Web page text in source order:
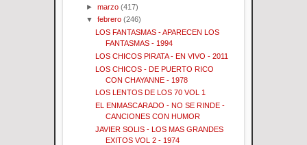
►marzo (417)
▼febrero (246)
LOS FANTASMAS - APARECEN LOS
FANTASMAS - 1994
LOS CHICOS PIRATA - EN VIVO - 2011
LOS CHICOS - DE PUERTO RICO
CON CHAYANNE - 1978
LOS LENTOS DE LOS 70 VOL 1
EL ENMASCARADO - NO SE RINDE -
CANCIONES CON HUMOR
JAVIER SOLIS - LOS MAS GRANDES
EXITOS VOL 2 - 1974